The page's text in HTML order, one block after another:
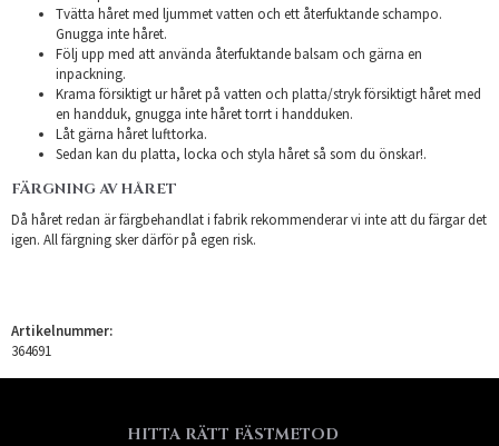
Tvätta håret med ljummet vatten och ett återfuktande schampo.
Gnugga inte håret.
Följ upp med att använda återfuktande balsam och gärna en
inpackning.
Krama försiktigt ur håret på vatten och platta/stryk försiktigt håret med
en handduk, gnugga inte håret torrt i handduken.
Låt gärna håret lufttorka.
Sedan kan du platta, locka och styla håret så som du önskar!.
FÄRGNING AV HÅRET
Då håret redan är färgbehandlat i fabrik rekommenderar vi inte att du färgar det
igen. All färgning sker därför på egen risk.
Artikelnummer:
364691
HITTA RÄTT FÄSTMETOD